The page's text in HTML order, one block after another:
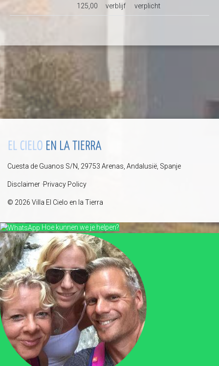
125,00
verblijf
verplicht
Cuesta de Guanos S/N, 29753 Arenas, Andalusië, Spanje
Disclaimer ·Privacy Policy
© 2026 Villa El Cielo en la Tierra
Hoe kunnen we je helpen?